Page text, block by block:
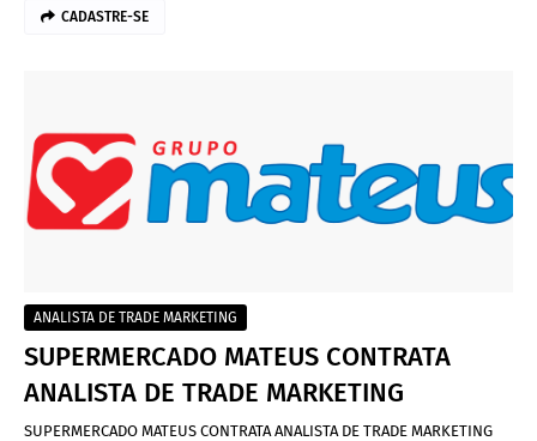
CADASTRE-SE
ANALISTA DE TRADE MARKETING
SUPERMERCADO MATEUS CONTRATA
ANALISTA DE TRADE MARKETING
SUPERMERCADO MATEUS CONTRATA ANALISTA DE TRADE MARKETING